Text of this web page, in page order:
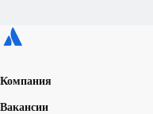
Компания
Вакансии